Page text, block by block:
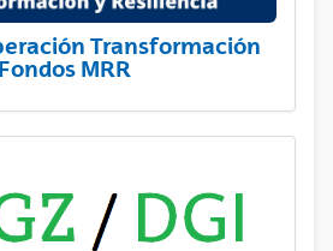
Transformación
MRR